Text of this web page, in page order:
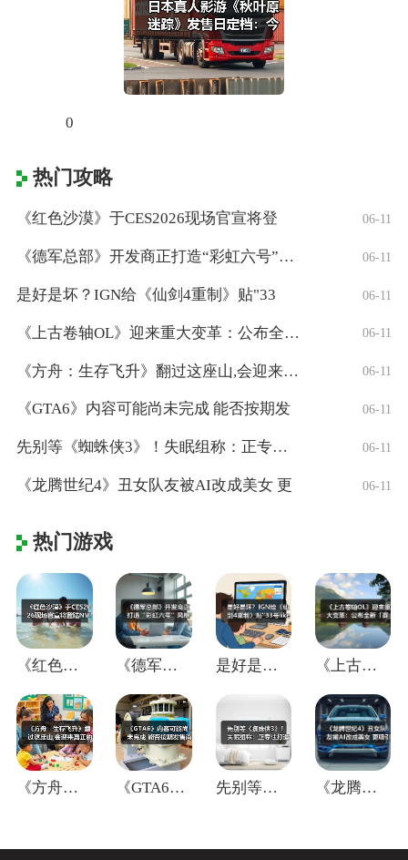
0
热门攻略
《红色沙漠》于CES2026现场官宣将登 06-11
《德军总部》开发商正打造“彩虹六号”风格 06-11
是好是坏？IGN给《仙剑4重制》贴"33 06-11
《上古卷轴OL》迎来重大变革：公布全新「 06-11
《方舟：生存飞升》翻过这座山,会迎来真正 06-11
《GTA6》内容可能尚未完成 能否按期发 06-11
先别等《蜘蛛侠3》！失眠组称：正专注打造 06-11
《龙腾世纪4》丑女队友被AI改成美女 更 06-11
热门游戏
《红色沙漠》于CES2026现场官宣将登 《德军总部》开发商正打造“彩虹六号”风格 是好是坏？IGN给《仙剑4重制》贴"33 《上古卷轴OL》迎来重大变革：公布全新「
《方舟：生存飞升》翻过这座山,会迎来真正 《GTA6》内容可能尚未完成 能否按期发 先别等《蜘蛛侠3》！失眠组称：正专注打造 《龙腾世纪4》丑女队友被AI改成美女 更